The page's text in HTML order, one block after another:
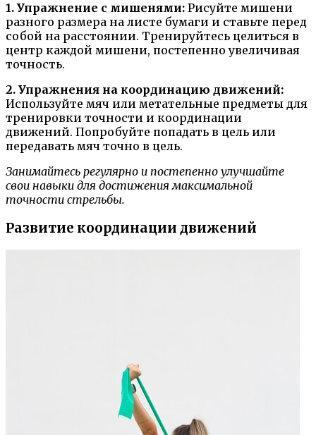
1. Упражнение с мишенями: Рисуйте мишени
разного размера на листе бумаги и ставьте перед
собой на расстоянии. Тренируйтесь целиться в
центр каждой мишени, постепенно увеличивая
точность.
2. Упражнения на координацию движений:
Используйте мяч или метательные предметы для
тренировки точности и координации
движений. Попробуйте попадать в цель или
передавать мяч точно в цель.
Занимайтесь регулярно и постепенно улучшайте
свои навыки для достижения максимальной
точности стрельбы.
Развитие координации движений